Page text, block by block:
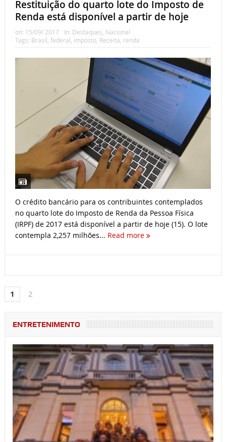
Restituição do quarto lote do Imposto de
Renda está disponível a partir de hoje
on: 15/09/ 2017 In: Destaques Nacional
Tags: Brasil federal imposto, Receita renda
O crédito bancário para os contribuintes contemplados
no quarto lote do Imposto de Renda da Pessoa Física
(IRPF) de 2017 está disponível a partir de hoje (15). O lote
contempla 2,257 milhões... Read more
1 2
ENTRETENIMENTO